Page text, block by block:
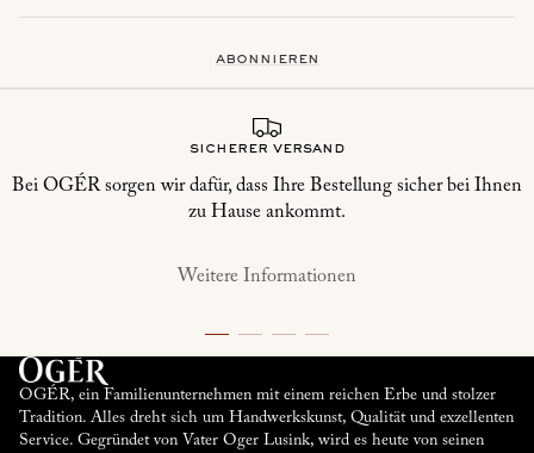
abonnieren
sicherer versand
Bei OGÉR sorgen wir dafür, dass Ihre Bestellung sicher bei Ihnen
zu Hause ankommt.
Weitere Informationen
OGÉR, ein Familienunternehmen mit einem reichen Erbe und stolzer
Tradition. Alles dreht sich um Handwerkskunst, Qualität und exzellenten
Service. Gegründet von Vater Oger Lusink, wird es heute von seinen